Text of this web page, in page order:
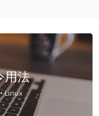
用法
Linux